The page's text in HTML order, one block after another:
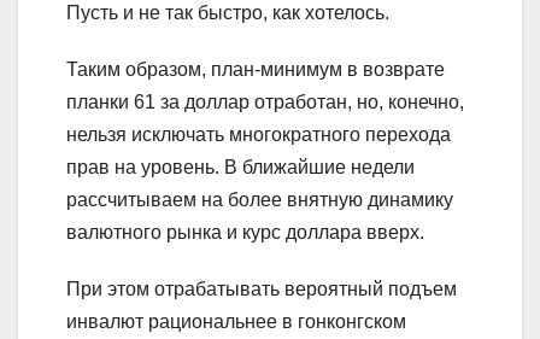
Пусть и не так быстро, как хотелось.
Таким образом, план-минимум в возврате
планки 61 за доллар отработан, но, конечно,
нельзя исключать многократного перехода
прав на уровень. В ближайшие недели
рассчитываем на более внятную динамику
валютного рынка и курс доллара вверх.
При этом отрабатывать вероятный подъем
инвалют рациональнее в гонконгском